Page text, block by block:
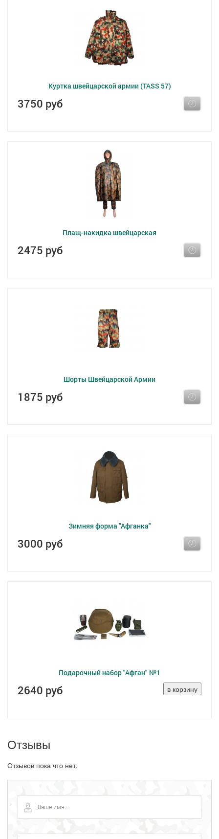
Куртка швейцарской армии (TASS 57)
3750 руб
Плащ-накидка швейцарская
2475 руб
Шорты Швейцарской Армии
1875 руб
Зимняя форма "Афганка"
3000 руб
Подарочный набор "Афган" №1
2640 руб
Отзывы
Отзывов пока что нет.